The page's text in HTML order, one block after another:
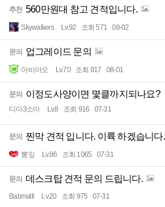
추천 560만원대 참고 견적입니다.
Skywalkers Lv.92 조회 571 08-02
문의 업그레이드 문의
아비아오 Lv.70 조회 917 08-01
문의 이정도사양이면 몇클까지되나요?
디아3소마 Lv.8 조회 916 07-31
문의 찐막 견적 입니다. 이륙 하겠습니다
뽕잎 Lv.86 조회 1065 07-31
문의 데스크탑 견적 문의 드립니다.
Babmalli Lv.20 조회 975 07-31